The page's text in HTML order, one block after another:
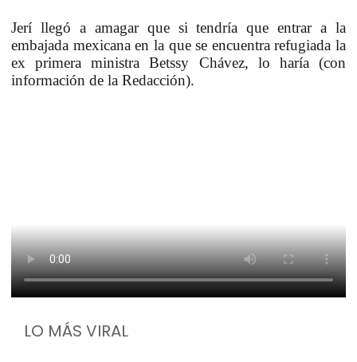
Jerí llegó a amagar que si tendría que entrar a la
embajada mexicana en la que se encuentra refugiada la
ex primera ministra Betssy Chávez, lo haría (con
información de la Redacción).
LO MÁS VIRAL